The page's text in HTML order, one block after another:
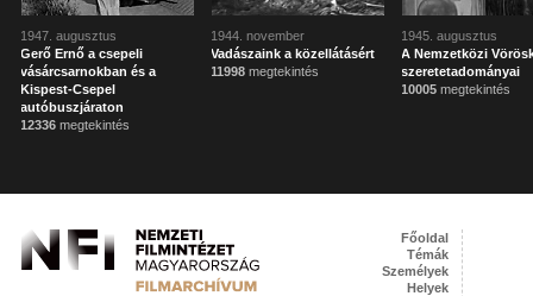
1947. augusztus
Gerő Ernő a csepeli
vásárcsarnokban és a
Kispest-Csepel
autóbuszjáraton
12336 megtekintés
1944. november
Vadászaink a közellátásért
11998 megtekintés
1945. augusztus
A Nemzetközi
szeretetadományai
10005 megtekintés
Főoldal
Témák
Személyek
Helyek